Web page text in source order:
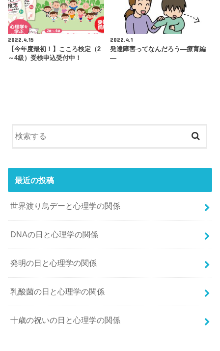
2022.4.15
【今年度最初！】こころ検定（2
～4級）受検申込受付中！
2022.4.1
発達障害ってなんだろう―療育編
―
最近の投稿
世界渡り鳥デーと心理学の関係
DNAの日と心理学の関係
発明の日と心理学の関係
乳酸菌の日と心理学の関係
十歳の祝いの日と心理学の関係